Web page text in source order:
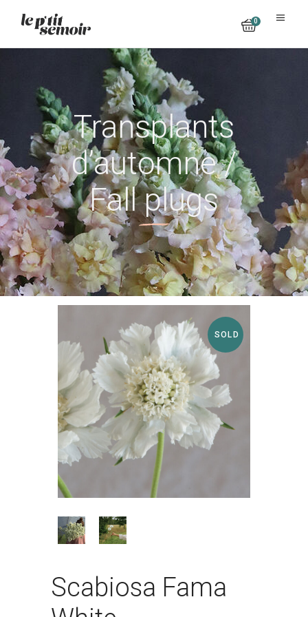
0
No products in the cart.
Transplants
d’automne /
Fall plugs
SOLD
Scabiosa Fama